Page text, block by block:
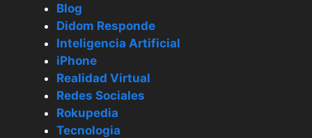
Blog
Didom Responde
Inteligencia Artificial
iPhone
Realidad Virtual
Redes Sociales
Rokupedia
Tecnologia